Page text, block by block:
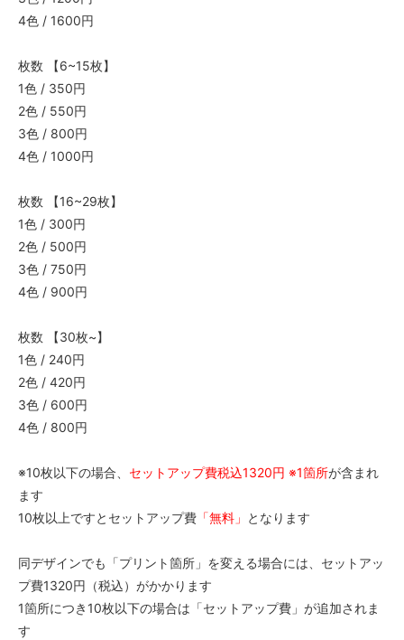
4色 / 1600円
枚数 【6~15枚】
1色 / 350円
2色 / 550円
3色 / 800円
4色 / 1000円
枚数 【16~29枚】
1色 / 300円
2色 / 500円
3色 / 750円
4色 / 900円
枚数 【30枚~】
1色 / 240円
2色 / 420円
3色 / 600円
4色 / 800円
※10枚以下の場合、 セットアップ費税込1320円 ※1箇所が含まれ
ます
10枚以上ですとセットアップ費 「無料」 となります
同デザインでも「プリント箇所」を変える場合には、セットアッ
プ費1320円（税込）がかかります
1箇所につき10枚以下の場合は「セットアップ費」が追加されま
す